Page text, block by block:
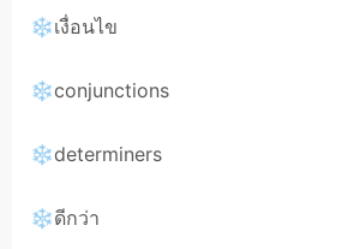
❄เงื่อนไข
❄conjunctions
❄determiners
❄ดีกว่า